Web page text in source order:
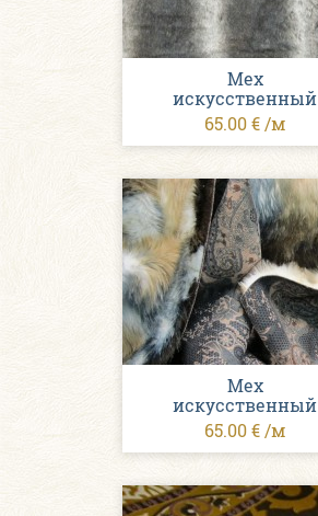
Мех
искусственный
65.00 € /м
Мех
искусственный
65.00 € /м